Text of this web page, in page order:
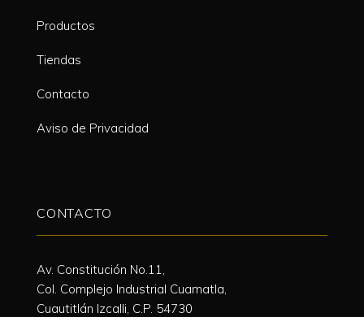
Productos
Tiendas
Contacto
Aviso de Privacidad
CONTACTO
Av. Constitución No.11,
Col. Complejo Industrial Cuamatla,
Cuautitlán Izcalli, C.P. 54730